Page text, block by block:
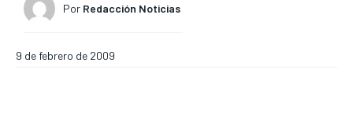
Por Redacción Noticias
9 de febrero de 2009